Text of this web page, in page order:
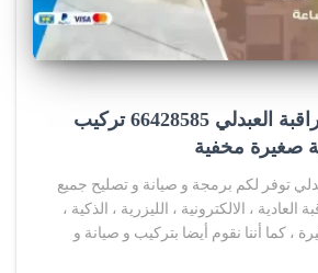
فني كاميرات مراقبة العبدلي 66428585 تركيب
صغيرة مخفية
توفر لكم برمجة و صيانة و تصليح جميع
العادية ، الالكترونية ، الليزرية ، الذكية ،
، كما أننا نقوم أيضا بتركيب و صيانة و